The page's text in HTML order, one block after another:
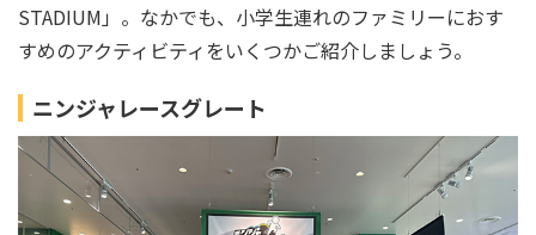
STADIUM」。なかでも、小学生連れのファミリーにおす
すめのアクティビティをいくつかご紹介しましょう。
ニンジャレースグレート